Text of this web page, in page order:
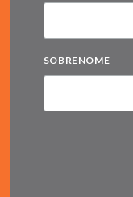
SOBRENOME